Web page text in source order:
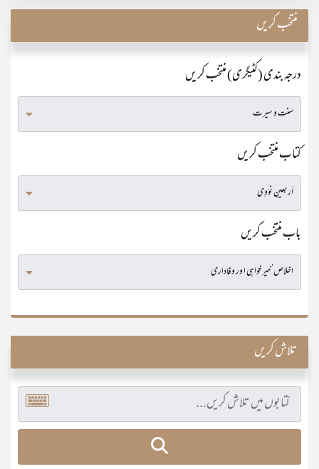
منتخب کریں
درجہ بندی (کٹیگری) منتخب کریں
کتاب منتخب کریں
باب منتخب کریں
تلاش کریں